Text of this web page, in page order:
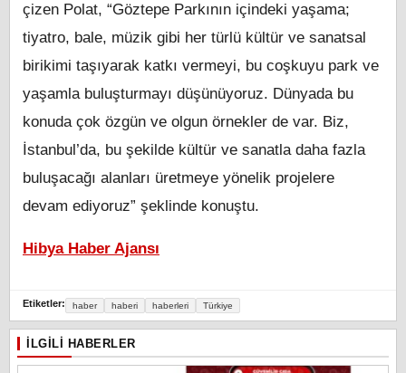
çizen Polat, “Göztepe Parkının içindeki yaşama;
tiyatro, bale, müzik gibi her türlü kültür ve sanatsal
birikimi taşıyarak katkı vermeyi, bu coşkuyu park ve
yaşamla buluşturmayı düşünüyoruz. Dünyada bu
konuda çok özgün ve olgun örnekler de var. Biz,
İstanbul’da, bu şekilde kültür ve sanatla daha fazla
buluşacağı alanları üretmeye yönelik projelere
devam ediyoruz” şeklinde konuştu.
Hibya Haber Ajansı
Etiketler: haber haberi haberleri Türkiye
İLGILI HABERLER